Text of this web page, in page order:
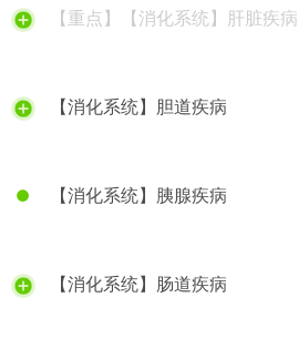
【重点】【消化系统】肝脏疾病
【消化系统】胆道疾病
【消化系统】胰腺疾病
【消化系统】肠道疾病